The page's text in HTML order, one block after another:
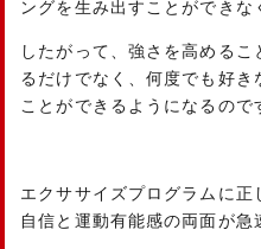
ングを生み出すことができな
したがって、強さを高める
るだけでなく、何度でも好き
ことができるようになるので
エクササイズプログラムに正
自信と運動有能感の両面が急